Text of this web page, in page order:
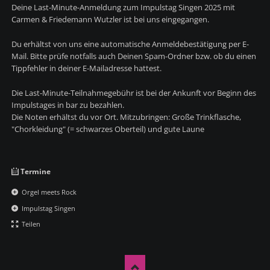
Deine Last-Minute-Anmeldung zum Impulstag Singen 2025 mit
Carmen & Friedemann Wutzler ist bei uns eingegangen.
Du erhältst von uns eine automatische Anmeldebestätigung per E-
Mail. Bitte prüfe notfalls auch Deinen Spam-Ordner bzw. ob du einen
Tippfehler in deiner E-Mailadresse hattest.
Die Last-Minute-Teilnahmegebühr ist bei der Ankunft vor Beginn des
Impulstages in bar zu bezahlen.
Die Noten erhältst du vor Ort. Mitzubringen: Große Trinkflasche,
"Chorkleidung" (= schwarzes Oberteil) und gute Laune
Navigation
Termine
Orgel meets Rock
Impulstag Singen
Teilen